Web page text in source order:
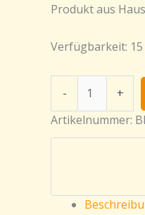
Produkt aus
Verfügbarkeit:
- +
Artikelnummer: